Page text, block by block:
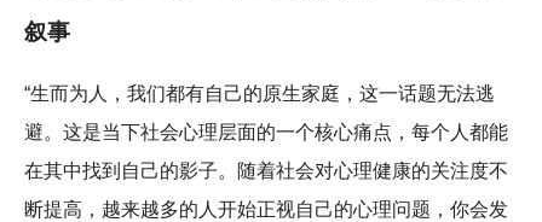
叙事
“生而为人，我们都有自己的原生家庭，这一话题无法逃
避。这是当下社会心理层面的一个核心痛点，每个人都能
在其中找到自己的影子。随着社会对心理健康的关注度不
断提高，越来越多的人开始正视自己的心理问题，你会发